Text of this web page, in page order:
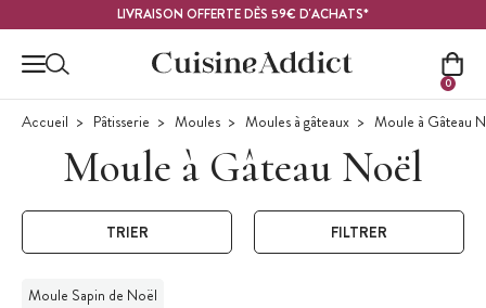
LIVRAISON OFFERTE DÈS 59€ D'ACHATS*
0
Accueil Pâtisserie Moules Moules à gâteaux Moule à Gâteau
Moule à Gâteau Noël
TRIER FILTRER
Moule Sapin de Noël